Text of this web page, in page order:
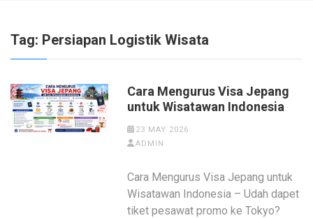
Tag: Persiapan Logistik Wisata
Cara Mengurus Visa Jepang
untuk Wisatawan Indonesia
23 MAY 2026
ADMIN
Cara Mengurus Visa Jepang untuk
Wisatawan Indonesia – Udah dapet
tiket pesawat promo ke Tokyo?